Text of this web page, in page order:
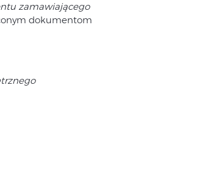
zamawiającego
dokumentom